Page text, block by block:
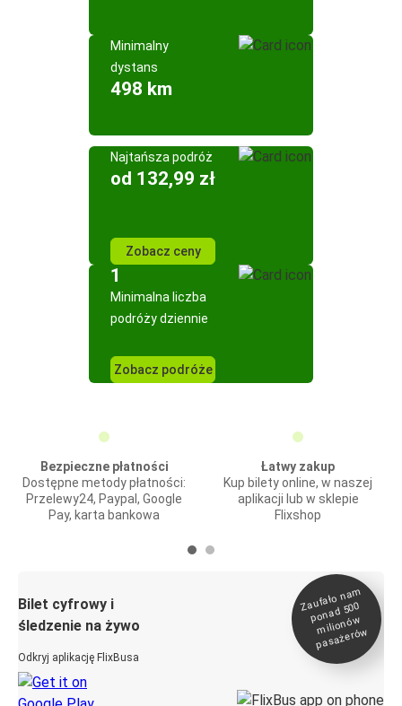
Minimalny
dystans
498 km
Najtańsza podróż
od 132,99 zł
Zobacz ceny
1
Minimalna liczba
podróży dziennie
Zobacz podróże
Bezpieczne płatności
Dostępne metody płatności:
Przelewy24, Paypal, Google
Pay, karta bankowa
Łatwy zakup
Kup bilety online, w naszej
aplikacji lub w sklepie
Flixshop
Bilet cyfrowy i
śledzenie na żywo
Odkryj aplikację FlixBusa
Zaufało na
m
ponad 500
milionó
w
pasażeró
w